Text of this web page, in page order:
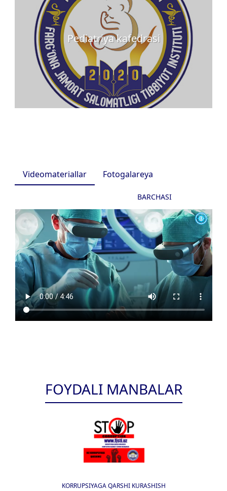
Pediatriya kafedrasi
Videomateriallar Fotogalareya
BARCHASI
FOYDALI MANBALAR
KORRUPSIYAGA QARSHI KURASHISH